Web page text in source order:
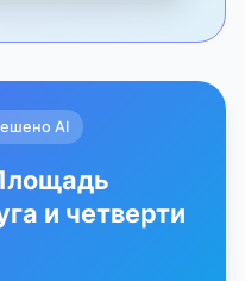
AI
и четверти